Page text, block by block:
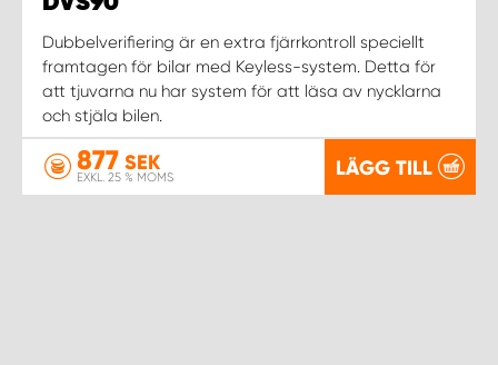
Dubbelverifiering är en extra fjärrkontroll speciellt
framtagen för bilar med Keyless-system. Detta för
att tjuvarna nu har system för att läsa av nycklarna
och stjäla bilen.
877 SEK
EXKL. 25 % MOMS LÄGG TILL